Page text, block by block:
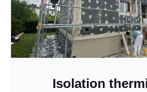
Isolation